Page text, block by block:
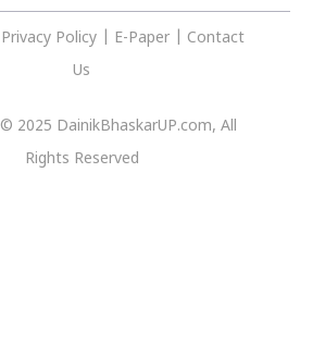
Privacy Policy E-Paper
Contact
Us
2025 DainikBhaskarUP.com, All
Rights Reserved